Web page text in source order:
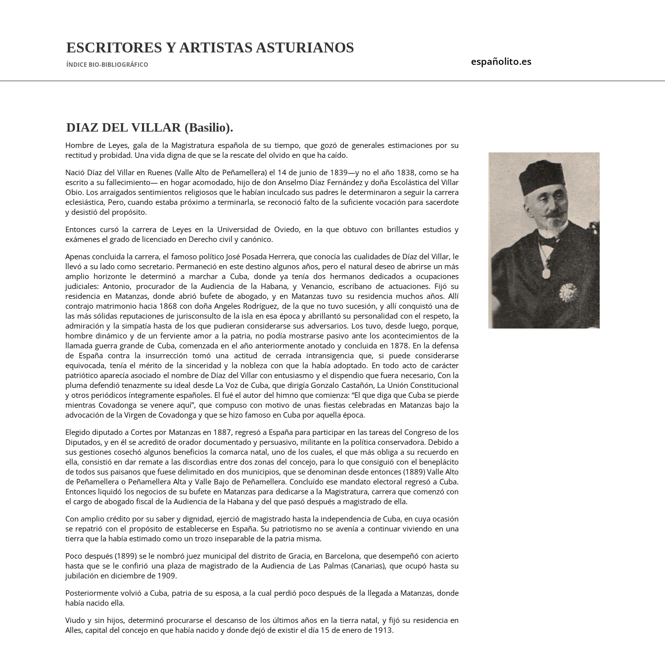
ESCRITORES Y ARTISTAS ASTURIANOS
ÍNDICE BIO-BIBLIOGRÁFICO españolito.es
DIAZ DEL VILLAR (Basilio).
Hombre de Leyes, gala de la Magistratura española de su tiempo, que gozó de generales estimaciones por su
rectitud y probidad. Una vida digna de que se la rescate del olvido en que ha caído.
Nació Díaz del Villar en Ruenes (Valle Alto de Peñamellera) el 14 de junio de 1839—y no el año 1838, como se ha
escrito a su fallecimiento— en hogar acomodado, hijo de don Anselmo Díaz Fernández y doña Escolástica del Villar
Obio. Los arraigados sentimientos religiosos que le habían inculcado sus padres le determinaron a seguir la carrera
eclesiástica, Pero, cuando estaba próximo a terminarla, se reconoció falto de la suficiente vocación para sacerdote
y desistió del propósito.
Entonces cursó la carrera de Leyes en la Universidad de Oviedo, en la que obtuvo con brillantes estudios y
exámenes el grado de licenciado en Derecho civil y canónico.
Apenas concluida la carrera, el famoso político José Posada Herrera, que conocía las cualidades de Díaz del Villar, le
llevó a su lado como secretario. Permaneció en este destino algunos años, pero el natural deseo de abrirse un más
amplio horizonte le determinó a marchar a Cuba, donde ya tenía dos hermanos dedicados a ocupaciones
judiciales: Antonio, procurador de la Audiencia de la Habana, y Venancio, escribano de actuaciones. Fijó su
residencia en Matanzas, donde abrió bufete de abogado, y en Matanzas tuvo su residencia muchos años. Allí
contrajo matrimonio hacia 1868 con doña Angeles Rodríguez, de la que no tuvo sucesión, y allí conquistó una de
las más sólidas reputaciones de jurisconsulto de la isla en esa época y abrillantó su personalidad con el respeto, la
admiración y la simpatía hasta de los que pudieran considerarse sus adversarios. Los tuvo, desde luego, porque,
hombre dinámico y de un ferviente amor a la patria, no podía mostrarse pasivo ante los acontecimientos de la
llamada guerra grande de Cuba, comenzada en el año anteriormente anotado y concluida en 1878. En la defensa
de España contra la insurrección tomó una actitud de cerrada intransigencia que, si puede considerarse
equivocada, tenía el mérito de la sinceridad y la nobleza con que la había adoptado. En todo acto de carácter
patriótico aparecía asociado el nombre de Díaz del Villar con entusiasmo y el dispendio que fuera necesario, Con la
pluma defendió tenazmente su ideal desde La Voz de Cuba, que dirigía Gonzalo Castañón, La Unión Constitucional
y otros periódicos íntegramente españoles. El fué el autor del himno que comienza: “El que diga que Cuba se pierde
mientras Covadonga se venere aquí”, que compuso con motivo de unas fiestas celebradas en Matanzas bajo la
advocación de la Virgen de Covadonga y que se hizo famoso en Cuba por aquella época.
Elegido diputado a Cortes por Matanzas en 1887, regresó a España para participar en las tareas del Congreso de los
Diputados, y en él se acreditó de orador documentado y persuasivo, militante en la política conservadora. Debido a
sus gestiones cosechó algunos beneficios la comarca natal, uno de los cuales, el que más obliga a su recuerdo en
ella, consistió en dar remate a las discordias entre dos zonas del concejo, para lo que consiguió con el beneplácito
de todos sus paisanos que fuese delimitado en dos municipios, que se denominan desde entonces (1889) Valle Alto
de Peñamellera o Peñamellera Alta y Valle Bajo de Peñamellera. Concluído ese mandato electoral regresó a Cuba.
Entonces liquidó los negocios de su bufete en Matanzas para dedicarse a la Magistratura, carrera que comenzó con
el cargo de abogado fiscal de la Audiencia de la Habana y del que pasó después a magistrado de ella.
Con amplio crédito por su saber y dignidad, ejerció de magistrado hasta la independencia de Cuba, en cuya ocasión
se repatrió con el propósito de establecerse en España. Su patriotismo no se avenía a continuar viviendo en una
tierra que la había estimado como un trozo inseparable de la patria misma.
Poco después (1899) se le nombró juez municipal del distrito de Gracia, en Barcelona, que desempeñó con acierto
hasta que se le confirió una plaza de magistrado de la Audiencia de Las Palmas (Canarias), que ocupó hasta su
jubilación en diciembre de 1909.
Posteriormente volvió a Cuba, patria de su esposa, a la cual perdió poco después de la llegada a Matanzas, donde
había nacido ella.
Viudo y sin hijos, determinó procurarse el descanso de los últimos años en la tierra natal, y fijó su residencia en
Alles, capital del concejo en que había nacido y donde dejó de existir el día 15 de enero de 1913.